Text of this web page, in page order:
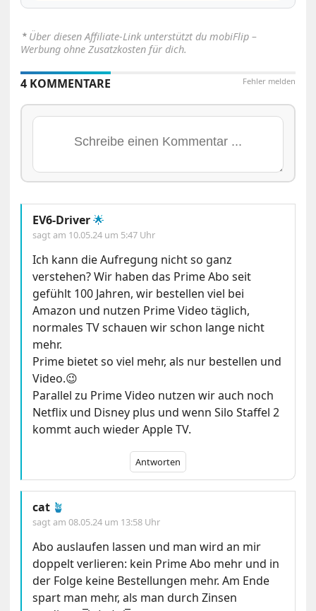
⋆ Über diesen Affiliate-Link unterstützt du mobiFlip –
Werbung ohne Zusatzkosten für dich.
Fehler melden
4 KOMMENTARE
EV6-Driver🌟
sagt am 10.05.24 um 5:47 Uhr
Ich kann die Aufregung nicht so ganz
verstehen? Wir haben das Prime Abo seit
gefühlt 100 Jahren, wir bestellen viel bei
Amazon und nutzen Prime Video täglich,
normales TV schauen wir schon lange nicht
mehr.
Prime bietet so viel mehr, als nur bestellen und
Video.😉
Parallel zu Prime Video nutzen wir auch noch
Netflix und Disney plus und wenn Silo Staffel 2
kommt auch wieder Apple TV.
Antworten
cat 🪴
sagt am08.05.24 um 13:58 Uhr
Abo auslaufen lassen und man wird an mir
doppelt verlieren: kein Prime Abo mehr und in
der Folge keine Bestellungen mehr. Am Ende
spart man mehr, als man durch Zinsen